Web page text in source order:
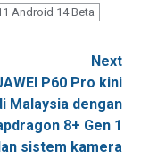
Android 14 Beta
Next
P60 Pro kini
Malaysia dengan
8+ Gen 1
sistem kamera